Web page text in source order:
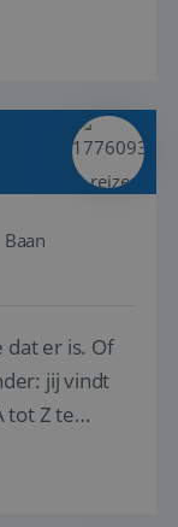
IATA te m...
Baan
dat er is. Of
jij vindt
tot Z te
plekjes op